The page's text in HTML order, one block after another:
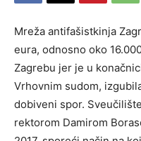
Mreža antifašistkinja
eura, odnosno oko
Zagrebu jer je u
Vrhovnim sudom,
dobiveni spor.
rektorom Damirom